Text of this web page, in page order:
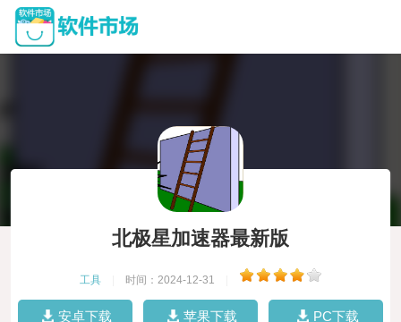
北极星加速器最新版
工具 时间：2024-12-31
安卓下载 苹果下载 PC下载